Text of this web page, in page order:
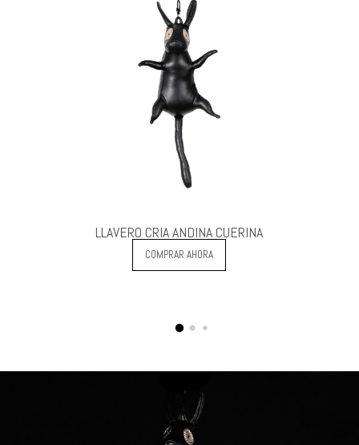
LLAVERO CRIA ANDINA CUERINA
COMPRAR AHORA